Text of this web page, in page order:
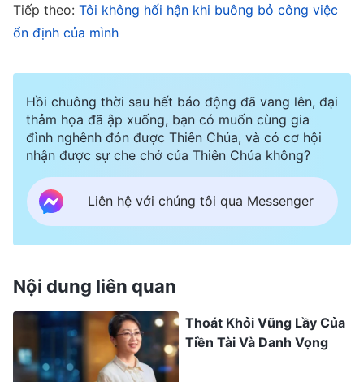
thường cảm thấy trống rỗng và lo lắng một cách
khó hiểu. Tôi lo rằng chỉ cần mình lơ là một chút,
thị trường, thân bại danh liệt. Bề ngoài tôi trông
có vẻ thành công, nhưng nỗi khổ trong lòng chỉ
mình tôi biết. Những lúc đêm khuya tĩnh lặng, tôi
phúc mà mình hằng mong ước bấy lâu nay
không?”. Tôi cảm thấy hoang mang. Nhưng tôi
vẫn không muốn sống một cuộc đời tầm thường,
bị người khác xem thường. Vì vậy, dù thể xác và
tinh thần đã kiệt quệ, tôi vẫn không dám lơ là dù
chỉ một chút. Tất cả những gì tôi muốn là phát
triển việc kinh doanh. Sau vài năm dày công kinh
Tiếp theo: Tôi không hối hận khi buông bỏ công việc
ổn định của mình
Hồi chuông thời sau hết báo động đã vang lên, đại
thảm họa đã ập xuống, bạn có muốn cùng gia
đình nghênh đón được Thiên Chúa, và có cơ hội
nhận được sự che chở của Thiên Chúa không?
Liên hệ với chúng tôi qua Messenger
Nội dung liên quan
Thoát Khỏi Vũng Lầy Của
Tiền Tài Và Danh Vọng